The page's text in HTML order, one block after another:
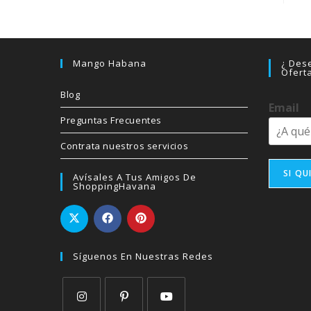
Mango Habana
Blog
Preguntas Frecuentes
Contrata nuestros servicios
Avísales A Tus Amigos De
ShoppingHavana
Síguenos En Nuestras Redes
¿
Email
SI